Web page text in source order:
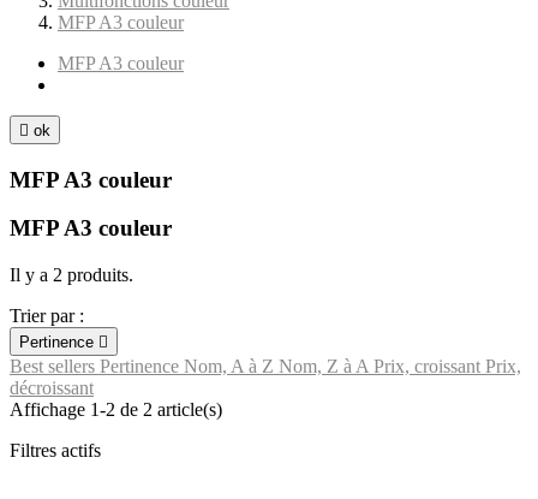
MFP A3 couleur
MFP A3 couleur
 ok
MFP A3 couleur
MFP A3 couleur
Il y a 2 produits.
Trier par :
Pertinence 
Best sellers Pertinence Nom, A à Z Nom, Z à A Prix, croissant Prix,
décroissant
Affichage 1-2 de 2 article(s)
Filtres actifs